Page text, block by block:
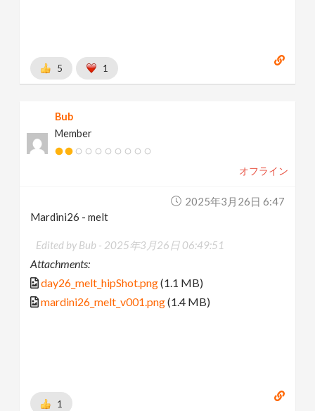
5 1
Bub
Member
オフライン
2025年3月26日 6:47
Mardini26 - melt
Edited by Bub - 2025年3月26日 06:49:51
Attachments:
day26_melt_hipShot.png(1.1 MB)
mardini26_melt_v001.png(1.4 MB)
1